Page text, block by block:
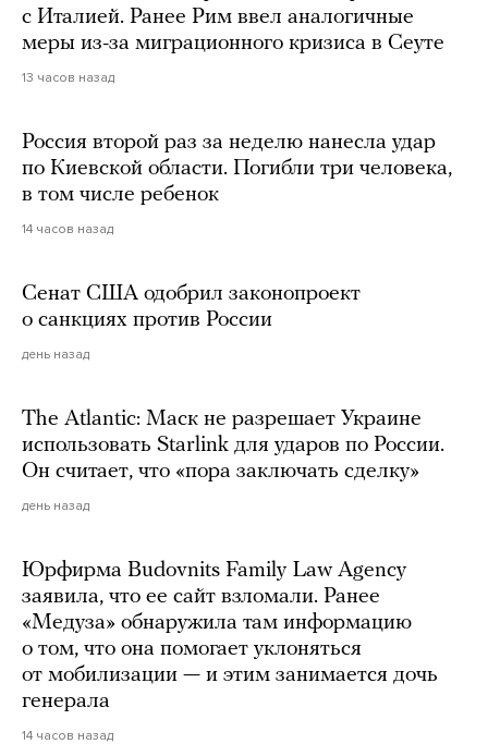
с Италией. Ранее Рим ввел аналогичные
меры из-за миграционного кризиса в Сеуте
13 часов назад
Россия второй раз за неделю нанесла удар
по Киевской области. Погибли три человека,
в том числе ребенок
14 часов назад
Сенат США одобрил законопроект
о санкциях против России
день назад
The Atlantic: Маск не разрешает Украине
использовать Starlink для ударов по России.
Он считает, что «пора заключать сделку»
день назад
Юрфирма Budovnits Family Law Agency
заявила, что ее сайт взломали. Ранее
«Медуза» обнаружила там информацию
о том, что она помогает уклоняться
от мобилизации — и этим занимается дочь
генерала
14 часов назад